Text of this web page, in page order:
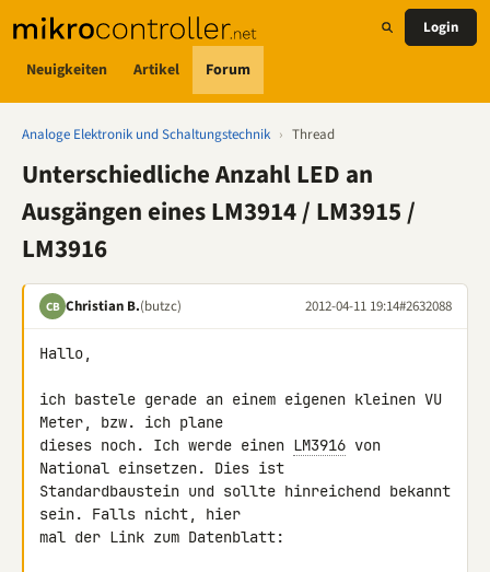
Neuigkeiten Artikel Forum
Login
Analoge Elektronik und Schaltungstechnik › Thread
Unterschiedliche Anzahl LED an
Ausgängen eines LM3914 / LM3915 /
LM3916
CB Christian B.(butzc) 2012-04-11 19:14#2632088
Hallo,
ich bastele gerade an einem eigenen kleinen VU
Meter, bzw. ich plane
dieses noch. Ich werde einen LM3916 von
National einsetzen. Dies ist
Standardbaustein und sollte hinreichend bekannt
sein. Falls nicht, hier
mal der Link zum Datenblatt: